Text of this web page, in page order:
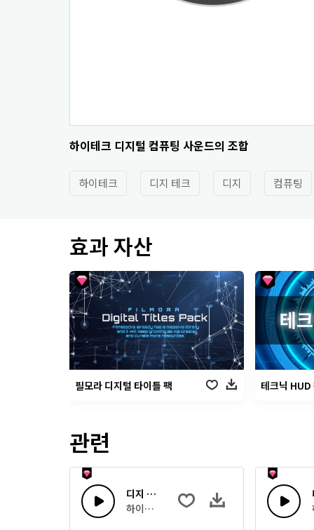
하이테크 디지털 컴퓨팅 사운드의 조합
하이테크 디지 테크 디지 컴퓨팅
효과 자산
필모라 디지털 타이틀 팩 테크닉 HUD
관련
디지 테크 45
하이테크 디지털 컴퓨팅 사운드의 조합